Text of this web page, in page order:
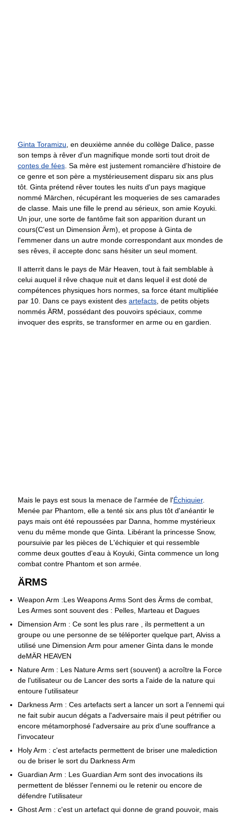
Ginta Toramizu , en deuxième année du collège Dalice, passe
son temps à rêver d'un magnifique monde sorti tout droit de
contes de fées . Sa mère est justement romancière d'histoire de
ce genre et son père a mystérieusement disparu six ans plus
tôt. Ginta prétend rêver toutes les nuits d'un pays magique
nommé Märchen, récupérant les moqueries de ses camarades
de classe. Mais une fille le prend au sérieux, son amie Koyuki.
Un jour, une sorte de fantôme fait son apparition durant un
cours(C'est un Dimension Ärm), et propose à Ginta de
l'emmener dans un autre monde correspondant aux mondes de
ses rêves, il accepte donc sans hésiter un seul moment.
Il atterrit dans le pays de Mär Heaven, tout à fait semblable à
celui auquel il rêve chaque nuit et dans lequel il est doté de
compétences physiques hors normes, sa force étant multipliée
par 10. Dans ce pays existent des artefacts , de petits objets
nommés ÄRM, possédant des pouvoirs spéciaux, comme
invoquer des esprits, se transformer en arme ou en gardien.
Mais le pays est sous la menace de l'armée de l'Échiquier.
Menée par Phantom, elle a tenté six ans plus tôt d'anéantir le
pays mais ont été repoussées par Danna, homme mystérieux
venu du même monde que Ginta. Libérant la princesse Snow,
poursuivie par les pièces de L'échiquier et qui ressemble
comme deux gouttes d'eau à Koyuki, Ginta commence un long
combat contre Phantom et son armée.
ÄRMS
Weapon Arm :Les Weapons Arms Sont des Ärms de combat,
Les Armes sont souvent des : Pelles, Marteau et Dagues
Dimension Arm : Ce sont les plus rare , ils permettent a un
groupe ou une personne de se téléporter quelque part, Alviss a
utilisé une Dimension Arm pour amener Ginta dans le monde
deMÄR HEAVEN
Nature Arm : Les Nature Arms sert (souvent) a acroître la Force
de l'utilisateur ou de Lancer des sorts a l'aide de la nature qui
entoure l'utilisateur
Darkness Arm : Ces artefacts sert a lancer un sort a l'ennemi qui
ne fait subir aucun dégats a l'adversaire mais il peut pétrifier ou
encore métamorphosé l'adversaire au prix d'une souffrance a
l'invocateur
Holy Arm : c'est artefacts permettent de briser une malediction
ou de briser le sort du Darkness Arm
Guardian Arm : Les Guardian Arm sont des invocations ils
permettent de blésser l'ennemi ou le retenir ou encore de
défendre l'utilisateur
Ghost Arm : c'est un artefact qui donne de grand pouvoir, mais